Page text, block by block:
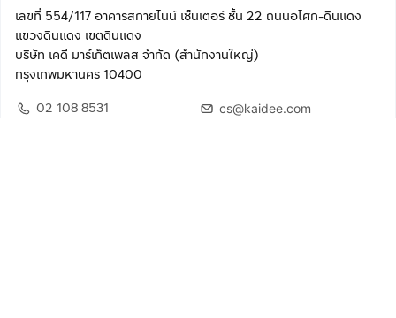
เลขที่ 554/117 อาคารสกายไนน์ เซ็นเตอร์ ชั้น 22 ถนนอโศก-ดินแดง
แขวงดินแดง เขตดินแดง
บริษัท เคดี มาร์เก็ตเพลส จำกัด (สำนักงานใหญ่)
กรุงเทพมหานคร 10400
02 108 8531
cs@kaidee.com